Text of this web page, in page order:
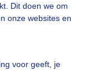
Dit doen we om
onze websites en
voor geeft, je